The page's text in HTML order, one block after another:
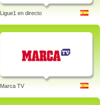
Ligue1 en directo
Marca TV